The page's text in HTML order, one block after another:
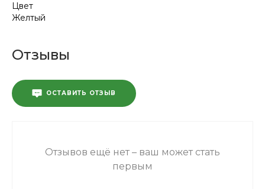
Цвет
Желтый
Отзывы
ОСТАВИТЬ ОТЗЫВ
Отзывов ещё нет – ваш может стать
первым